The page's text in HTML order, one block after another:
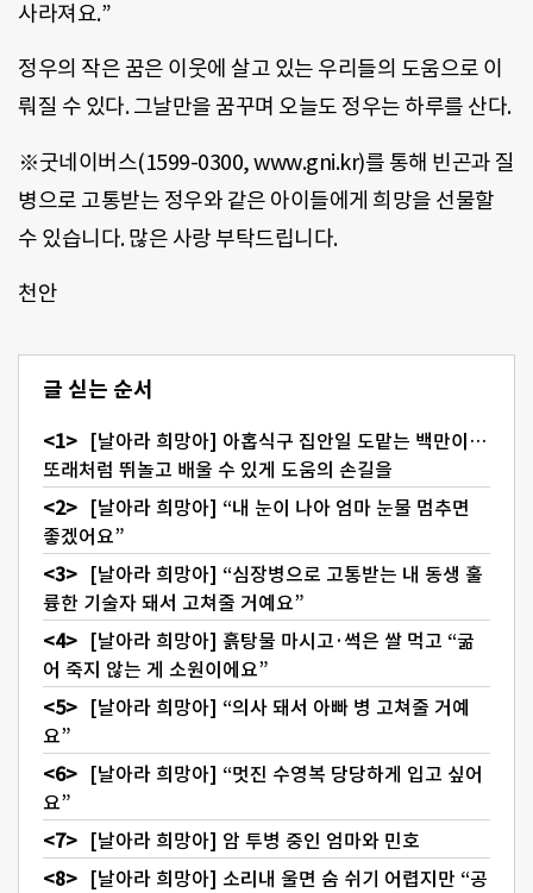
사라져요.”
정우의 작은 꿈은 이웃에 살고 있는 우리들의 도움으로 이
뤄질 수 있다. 그날만을 꿈꾸며 오늘도 정우는 하루를 산다.
※굿네이버스(1599-0300, www.gni.kr)를 통해 빈곤과 질
병으로 고통받는 정우와 같은 아이들에게 희망을 선물할
수 있습니다. 많은 사랑 부탁드립니다.
천안
글 싣는 순서
[날아라 희망아] 아홉식구 집안일 도맡는 백만이…
또래처럼 뛰놀고 배울 수 있게 도움의 손길을
[날아라 희망아] “내 눈이 나아 엄마 눈물 멈추면
좋겠어요”
[날아라 희망아] “심장병으로 고통받는 내 동생 훌
륭한 기술자 돼서 고쳐줄 거예요”
[날아라 희망아] 흙탕물 마시고·썩은 쌀 먹고 “굶
어 죽지 않는 게 소원이에요”
[날아라 희망아] “의사 돼서 아빠 병 고쳐줄 거예
요”
[날아라 희망아] “멋진 수영복 당당하게 입고 싶어
요”
[날아라 희망아] 암 투병 중인 엄마와 민호
[날아라 희망아] 소리내 울면 숨 쉬기 어렵지만 “공